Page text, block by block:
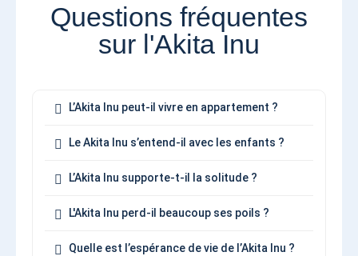
Questions fréquentes
sur l'Akita Inu
L’Akita Inu peut-il vivre en appartement ?
Le Akita Inu s’entend-il avec les enfants ?
L’Akita Inu supporte-t-il la solitude ?
L'Akita Inu perd-il beaucoup ses poils ?
Quelle est l’espérance de vie de l’Akita Inu ?